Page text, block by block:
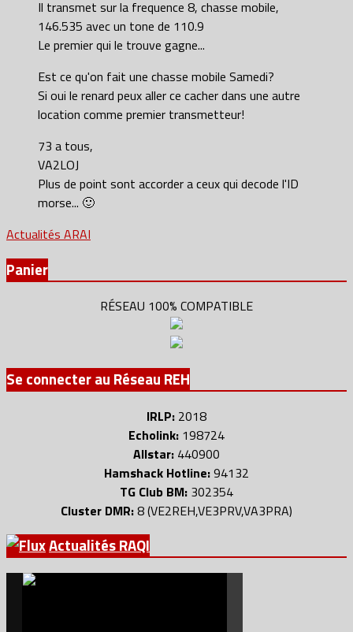
Il transmet sur la frequence 8, chasse mobile,
146.535 avec un tone de 110.9
Le premier qui le trouve gagne...
Est ce qu'on fait une chasse mobile Samedi?
Si oui le renard peux aller ce cacher dans une autre
location comme premier transmetteur!
73 a tous,
VA2LOJ
Plus de point sont accorder a ceux qui decode l'ID
morse... 🙂
Actualités ARAI
Panier
RÉSEAU 100% COMPATIBLE
Se connecter au Réseau REH
IRLP: 2018
Echolink: 198724
Allstar: 440900
Hamshack Hotline:94132
TG Club BM: 302354
Cluster DMR:8 (VE2REH,VE3PRV,VA3PRA)
Actualités RAQI